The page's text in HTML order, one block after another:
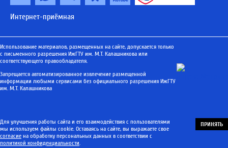
Интернет-приёмная
Использование материалов, размещенных на сайте, допускается только
с письменного разрешения ИжГТУ им. М.Т. Калашникова или
соответствующего правообладателя.
Запрещается автоматизированное извлечение размещенной
информации любыми сервисами без официального разрешения ИжГТУ
им. М.Т. Калашникова
Для улучшения работы сайта и его взаимодействия с пользователями
мы используем файлы cookie. Оставаясь на сайте, вы выражаете свое
согласие на обработку персональных данных в соответствии с
политикой конфиденциальности.
ПРИНЯТЬ